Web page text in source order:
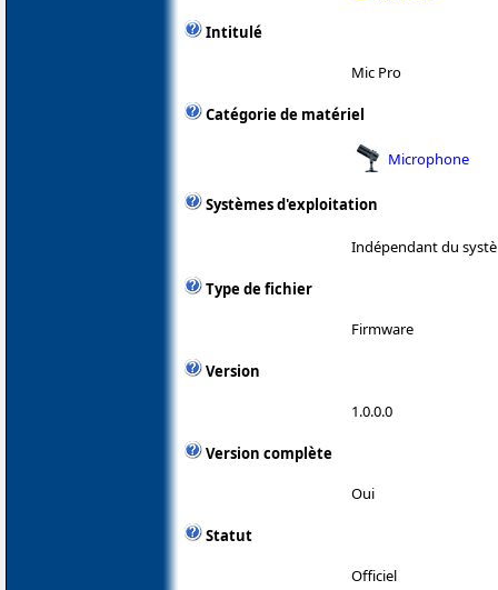
Intitulé
Mic Pro
Catégorie de matériel
Microphone
Systèmes d'exploitation
Indépendant du
Type de fichier
Firmware
Version
1.0.0.0
Version complète
Oui
Statut
Officiel